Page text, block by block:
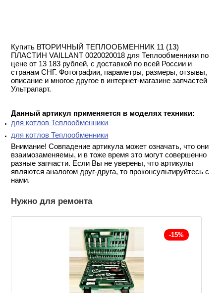
Купить ВТОРИЧНЫЙ ТЕПЛООБМЕННИК 11 (13)
ПЛАСТИН VAILLANT 0020020018 для Теплообменники по
цене от 13 183 рублей, с доставкой по всей России и
странам СНГ. Фотографии, параметры, размеры, отзывы,
описание и многое другое в интернет-магазине запчастей
Ультрапарт.
Данный артикул применяется в моделях техники:
для котлов Теплообменники
для котлов Теплообменники
Внимание! Совпадение артикула может означать, что они
взаимозаменяемы, и в тоже время это могут совершенно
разные запчасти. Если Вы не уверены, что артикулы
являются аналогом друг-друга, то проконсультируйтесь с
нами.
Нужно для ремонта
-15%